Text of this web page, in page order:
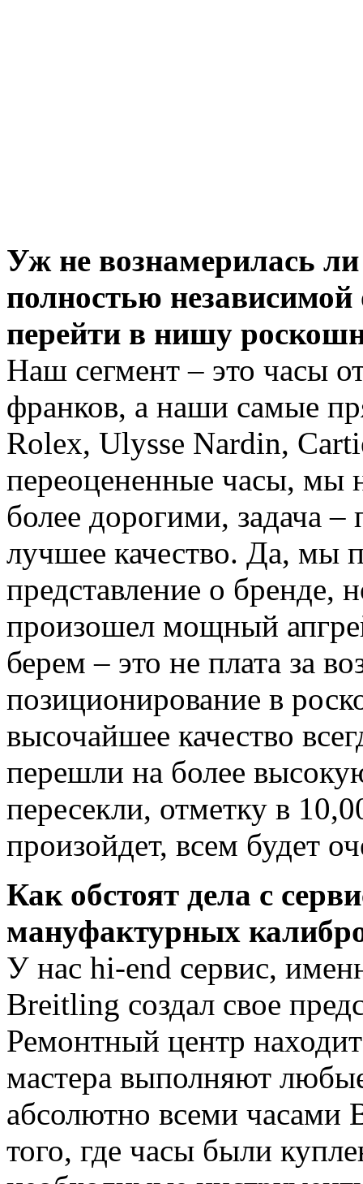
Уж не вознамерилась
полностью
перейти в нишу
Наш сегмент – это часы
франков, а наши самые
Rolex, Ulysse Nardin,
переоцененные часы, мы
более дорогими, задача
лучшее качество. Да, мы
представление о бренде,
произошел мощный
берем – это не плата за
позиционирование в
высочайшее качество
перешли на более
пересекли, отметку в
произойдет, всем будет
Как обстоят дела с
мануфактурных
У нас hi-end сервис,
Breitling создал свое
Ремонтный центр
мастера выполняют
абсолютно всеми часами
того, где часы были